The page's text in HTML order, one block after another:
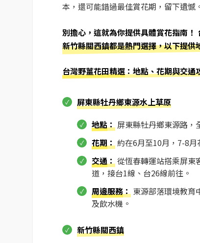
本，還可能錯過最佳賞花期，留下遺憾
別擔心，這就為你提供具體賞花指南
新竹縣關西鎮都是熱門選擇，以下提供
台灣野薑花田精選：地點、花期與交通
屏東縣牡丹鄉東源水上草原
地點： 屏東縣牡丹鄉東源路，
花期：約在6月至10月，7-8月
交通：從恆春轉運站搭乘屏東
道，接台1線、台26線前往。
周邊服務： 東源部落環境教育
及飲水機。
新竹縣關西鎮